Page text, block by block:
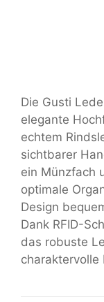
Die Gusti
elegante
echtem
sichtbarer
ein Münzfach
optimale
Design
Dank RFID-
das robuste
charaktervolle